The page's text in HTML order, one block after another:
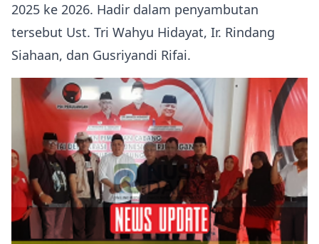
2025 ke 2026. Hadir dalam penyambutan
tersebut Ust. Tri Wahyu Hidayat, Ir. Rindang
Siahaan, dan Gusriyandi Rifai.